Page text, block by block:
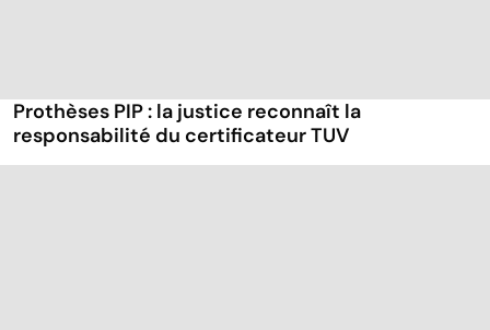
Prothèses PIP : la justice reconnaît la
responsabilité du certificateur TUV